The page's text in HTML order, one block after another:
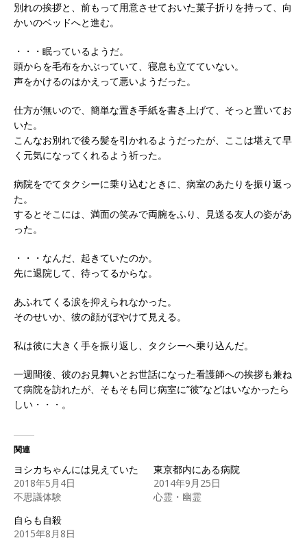
別れの挨拶と、前もって用意させておいた菓子折りを持って、向
かいのベッドへと進む。
・・・眠っているようだ。
頭からを毛布をかぶっていて、寝息も立てていない。
声をかけるのはかえって悪いようだった。
仕方が無いので、簡単な置き手紙を書き上げて、そっと置いてお
いた。
こんなお別れで後ろ髪を引かれるようだったが、ここは堪えて早
く元気になってくれるよう祈った。
病院をでてタクシーに乗り込むときに、病室のあたりを振り返っ
た。
するとそこには、満面の笑みで両腕をふり、見送る友人の姿があ
った。
・・・なんだ、起きていたのか。
先に退院して、待ってるからな。
あふれてくる涙を抑えられなかった。
そのせいか、彼の顔がぼやけて見える。
私は彼に大きく手を振り返し、タクシーへ乗り込んだ。
一週間後、彼のお見舞いとお世話になった看護師への挨拶も兼ね
て病院を訪れたが、そもそも同じ病室に”彼”などはいなかったら
しい・・・。
関連
ヨシカちゃんには見えていた
2018年5月4日
不思議体験
東京都内にある病院
2014年9月25日
心霊・幽霊
自らも自殺
2015年8月8日